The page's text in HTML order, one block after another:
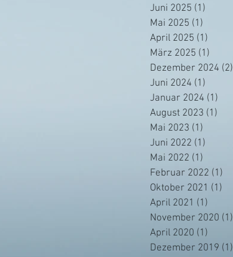
Juni 2025 (1)
Mai 2025 (1)
April 2025 (1)
März 2025 (1)
Dezember 2024 (2)
Juni 2024 (1)
Januar 2024 (1)
August 2023 (1)
Mai 2023 (1)
Juni 2022 (1)
Mai 2022 (1)
Februar 2022 (1)
Oktober 2021 (1)
April 2021 (1)
November 2020 (1)
April 2020 (1)
Dezember 2019 (1)